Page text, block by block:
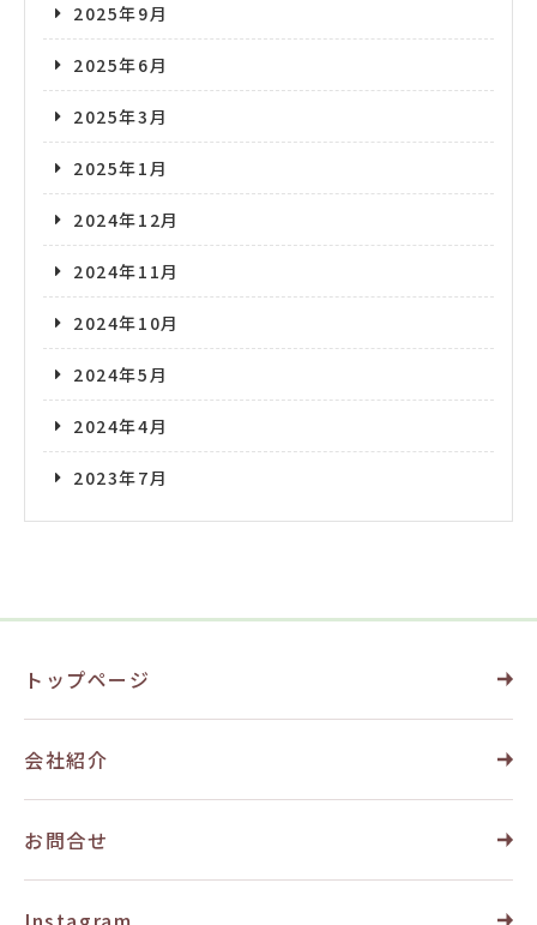
2025年9月
2025年6月
2025年3月
2025年1月
2024年12月
2024年11月
2024年10月
2024年5月
2024年4月
2023年7月
トップページ
会社紹介
お問合せ